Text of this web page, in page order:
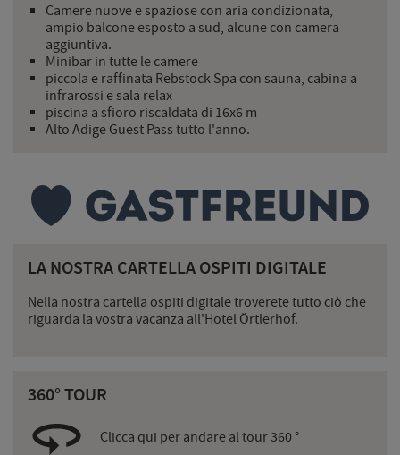
Camere nuove e spaziose con aria condizionata,
ampio balcone esposto a sud, alcune con camera
aggiuntiva.
Minibar in tutte le camere
piccola e raffinata Rebstock Spa con sauna, cabina a
infrarossi e sala relax
piscina a sfioro riscaldata di 16x6 m
Alto Adige Guest Pass tutto l'anno.
LA NOSTRA CARTELLA OSPITI DIGITALE
Nella nostra cartella ospiti digitale troverete tutto ciò che
riguarda la vostra vacanza all'Hotel Örtlerhof.
360° TOUR
Clicca qui per andare al tour 360 °